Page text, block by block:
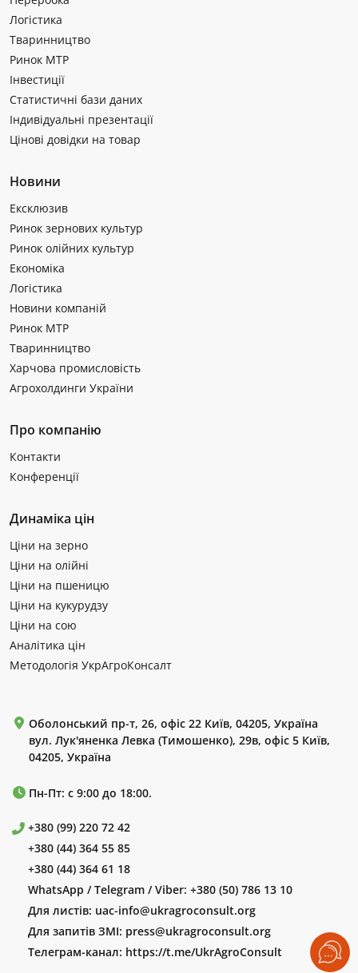
Логістика
Тваринництво
Ринок МТР
Інвестиції
Статистичні бази даних
Індивідуальні презентації
Цінові довідки на товар
Новини
Ексклюзив
Ринок зернових культур
Ринок олійних культур
Економіка
Логістика
Новини компаній
Ринок МТР
Тваринництво
Харчова промисловість
Агрохолдинги України
Про компанію
Контакти
Конференції
Динаміка цін
Ціни на зерно
Ціни на олійні
Ціни на пшеницю
Ціни на кукурудзу
Ціни на сою
Аналітика цін
Методологія УкрАгроКонсалт
Оболонський пр-т, 26, офіс 22 Київ, 04205, Україна
вул. Лук'яненка Левка (Тимошенко), 29в, офіс 5 Київ,
04205, Україна
Пн-Пт: с 9:00 до 18:00.
+380 (99) 220 72 42
+380 (44) 364 55 85
+380 (44) 364 61 18
WhatsApp / Telegram / Viber: +380 (50) 786 13 10
Для листів: uac-info@ukragroconsult.org
Для запитів ЗМІ: press@ukragroconsult.org
Телеграм-канал: https://t.me/UkrAgroConsult